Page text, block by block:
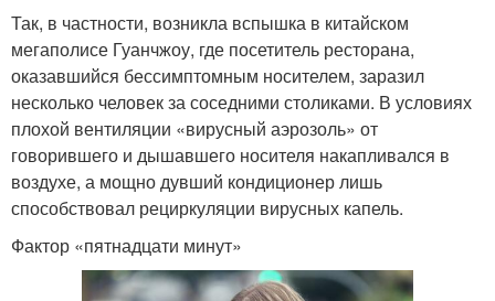
Так, в частности, возникла вспышка в китайском
мегаполисе Гуанчжоу, где посетитель ресторана,
оказавшийся бессимптомным носителем, заразил
несколько человек за соседними столиками. В условиях
плохой вентиляции «вирусный аэрозоль» от
говорившего и дышавшего носителя накапливался в
воздухе, а мощно дувший кондиционер лишь
способствовал рециркуляции вирусных капель.
Фактор «пятнадцати минут»